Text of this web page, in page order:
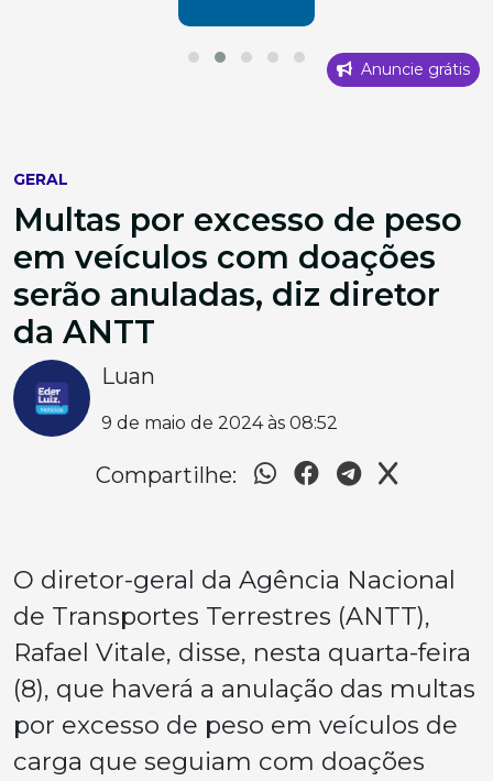
Anuncie grátis
GERAL
Multas por excesso de peso
em veículos com doações
serão anuladas, diz diretor
da ANTT
Luan
9 de maio de 2024 às 08:52
Compartilhe:
O diretor-geral da Agência Nacional
de Transportes Terrestres (ANTT),
Rafael Vitale, disse, nesta quarta-feira
(8), que haverá a anulação das multas
por excesso de peso em veículos de
carga que seguiam com doações